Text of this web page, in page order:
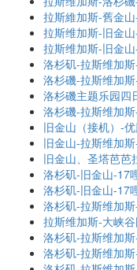
拉斯維加斯-舊金
拉斯维加斯-旧金
拉斯维加斯-旧金
洛杉矶-拉斯维加
洛杉磯-拉斯维加
洛杉磯主题乐园四
洛杉磯-拉斯维加
旧金山（接机）-
旧金山-拉斯维加
旧金山、圣塔芭芭
洛杉矶-旧金山-17
洛杉矶-旧金山-17
洛杉矶-拉斯维加
拉斯维加斯-大峡
洛杉矶-拉斯维加
洛杉矶-拉斯维加